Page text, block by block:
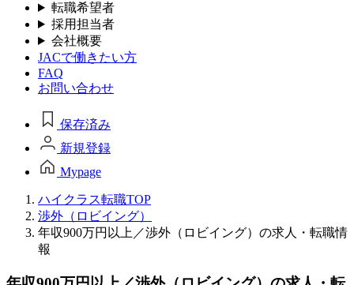
転職希望者
採用担当者
会社概要
JACで働きたい方
FAQ
お問い合わせ
保存済み
新規登録
Mypage
ハイクラス転職TOP
渉外（ロビイング）
年収900万円以上／渉外（ロビイング）の求人・転職情
報